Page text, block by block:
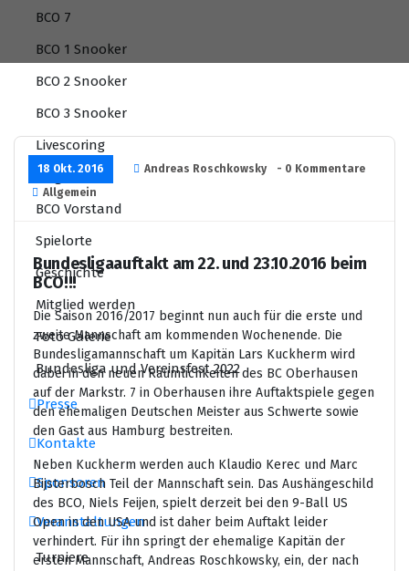
BCO 7
BCO 1 Snooker
BCO 2 Snooker
BCO 3 Snooker
Livescoring
Mitglieder
BCO Vorstand
Spielorte
Geschichte
Mitglied werden
Foto Galerie
Bundesliga und Vereinsfest 2022
Presse
Kontakte
Sponsoren
Veranstaltungen
Turniere
18 Okt. 2016 Andreas Roschkowsky
- 0 Kommentare
Allgemein
Bundesligaauftakt am 22. und 23.10.2016 beim
BCO!!!
Die Saison 2016/2017 beginnt nun auch für die erste und
zweite Mannschaft am kommenden Wochenende. Die
Bundesligamannschaft um Kapitän Lars Kuckherm wird
dabei in den neuen Räumlichkeiten des BC Oberhausen
auf der Markstr. 7 in Oberhausen ihre Auftaktspiele gegen
den ehemaligen Deutschen Meister aus Schwerte sowie
den Gast aus Hamburg bestreiten.
Neben Kuckherm werden auch Klaudio Kerec und Marc
Bijsterbosch Teil der Mannschaft sein. Das Aushängeschild
des BCO, Niels Feijen, spielt derzeit bei den 9-Ball US
Open in den USA und ist daher beim Auftakt leider
verhindert. Für ihn springt der ehemalige Kapitän der
ersten Mannschaft, Andreas Roschkowsky, ein, der nach